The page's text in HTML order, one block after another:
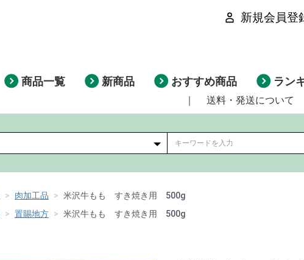
新規会員登
商品一覧 新商品 おすすめ商品 ラン
｜ 送料・発送について
肉加工品
米沢牛もも すき焼き用 500g
置賜地方 米沢牛もも すき焼き用 500g